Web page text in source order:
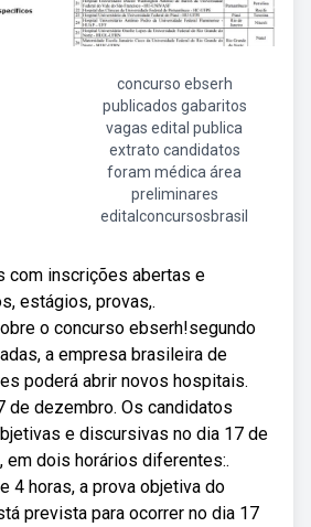
concurso ebserh
publicados gabaritos
vagas edital publica
extrato candidatos
foram médica área
preliminares
editalconcursosbrasil
com inscrições abertas e
estágios, provas,.
o concurso ebserh!segundo
a empresa brasileira de
poderá abrir novos hospitais.
de dezembro. Os candidatos
e discursivas no dia 17 de
em dois horários diferentes:.
4 horas, a prova objetiva do
prevista para ocorrer no dia 17